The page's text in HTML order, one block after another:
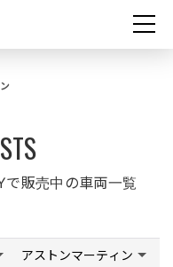
販売中の車両一覧
アストンマーティン